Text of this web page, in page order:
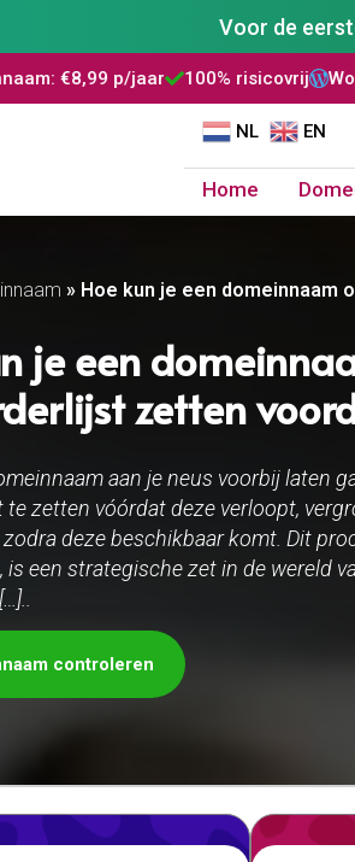
Voor de
100% risicovrijWordPress
NL EN
Home
» Hoe kun je een domeinnaam
je een
zetten
aan je neus voorbij laten
zetten vóórdat deze verloopt,
deze beschikbaar komt. Dit
is een strategische zet in de wereld
controleren